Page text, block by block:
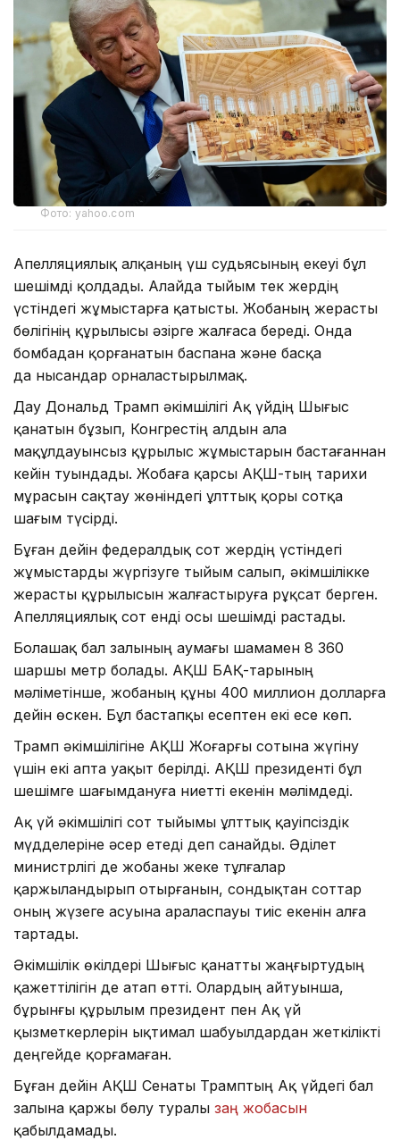
Фото: yahoo.com
Апелляциялық алқаның үш судьясының екеуі бұл
шешімді қолдады. Алайда тыйым тек жердің
үстіндегі жұмыстарға қатысты. Жобаның жерасты
бөлігінің құрылысы әзірге жалғаса береді. Онда
бомбадан қорғанатын баспана және басқа
да нысандар орналастырылмақ.
Дау Дональд Трамп әкімшілігі Ақ үйдің Шығыс
қанатын бұзып, Конгрестің алдын ала
мақұлдауынсыз құрылыс жұмыстарын бастағаннан
кейін туындады. Жобаға қарсы АҚШ-тың тарихи
мұрасын сақтау жөніндегі ұлттық қоры сотқа
шағым түсірді.
Бұған дейін федералдық сот жердің үстіндегі
жұмыстарды жүргізуге тыйым салып, әкімшілікке
жерасты құрылысын жалғастыруға рұқсат берген.
Апелляциялық сот енді осы шешімді растады.
Болашақ бал залының аумағы шамамен 8 360
шаршы метр болады. АҚШ БАҚ-тарының
мәліметінше, жобаның құны 400 миллион долларға
дейін өскен. Бұл бастапқы есептен екі есе көп.
Трамп әкімшілігіне АҚШ Жоғарғы сотына жүгіну
үшін екі апта уақыт берілді. АҚШ президенті бұл
шешімге шағымдануға ниетті екенін мәлімдеді.
Ақ үй әкімшілігі сот тыйымы ұлттық қауіпсіздік
мүдделеріне әсер етеді деп санайды. Әділет
министрлігі де жобаны жеке тұлғалар
қаржыландырып отырғанын, сондықтан соттар
оның жүзеге асуына араласпауы тиіс екенін алға
тартады.
Әкімшілік өкілдері Шығыс қанатты жаңғыртудың
қажеттілігін де атап өтті. Олардың айтуынша,
бұрынғы құрылым президент пен Ақ үй
қызметкерлерін ықтимал шабуылдардан жеткілікті
деңгейде қорғамаған.
Бұған дейін АҚШ Сенаты Трамптың Ақ үйдегі бал
залына қаржы бөлу туралы заң жобасын
қабылдамады.